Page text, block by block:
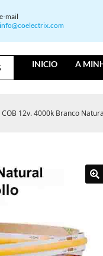
e-mail
info@coelectrix.com
INICIO A
COB 12v. 4000k Branco